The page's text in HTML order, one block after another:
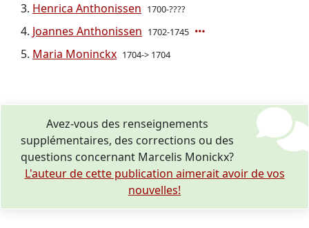
Henrica Anthonissen 1700-????
Joannes Anthonissen 1702-1745
Maria Moninckx 1704-> 1704
Avez-vous des renseignements
supplémentaires, des corrections ou des
questions concernant Marcelis Monickx?
L'auteur de cette publication aimerait avoir de vos
nouvelles!